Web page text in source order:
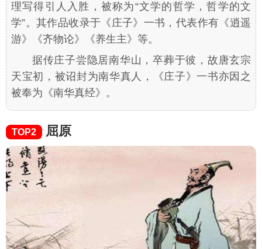
理写得引人入胜，被称为“文学的哲学，哲学的文
学”。其作品收录于《庄子》一书，代表作有《逍遥
游》《齐物论》《养生主》等。
据传庄子尝隐居南华山，卒葬于彼，故唐玄宗
天宝初，被诏封为南华真人，《庄子》一书亦因之
被奉为《南华真经》。
TOP2 屈原